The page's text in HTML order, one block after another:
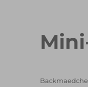
Autor